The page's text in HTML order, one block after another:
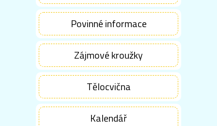
Povinné informace
Zájmové kroužky
Tělocvična
Kalendář